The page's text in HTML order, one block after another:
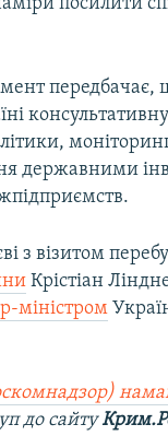
посилити
передбачає,
державними
з візитом
Крістіан
міністром
до сайту